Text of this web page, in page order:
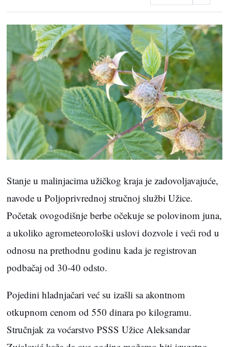
Stanje u malinjacima užičkog kraja je zadovoljavajuće,
navode u Poljoprivrednoj stručnoj službi Užice.
Početak ovogodišnje berbe očekuje se polovinom juna,
a ukoliko agrometeorološki uslovi dozvole i veći rod u
odnosu na prethodnu godinu kada je registrovan
podbačaj od 30-40 odsto.
Pojedini hladnjačari već su izašli sa akontnom
otkupnom cenom od 550 dinara po kilogramu.
Stručnjak za voćarstvo PSSS Užice Aleksandar